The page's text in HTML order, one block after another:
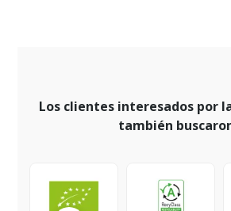
Los clientes interesados por
también